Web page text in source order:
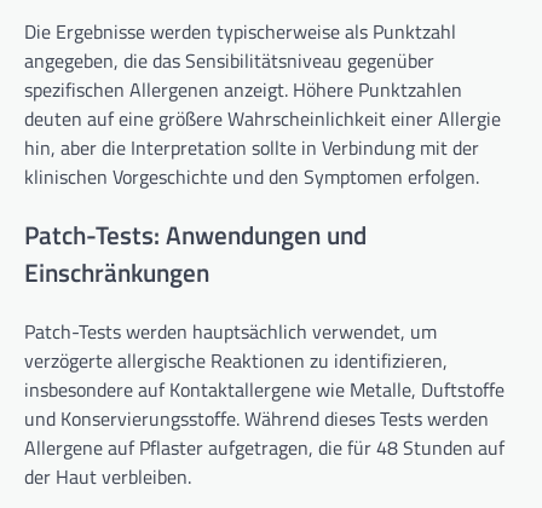
Die Ergebnisse werden typischerweise als Punktzahl
angegeben, die das Sensibilitätsniveau gegenüber
spezifischen Allergenen anzeigt. Höhere Punktzahlen
deuten auf eine größere Wahrscheinlichkeit einer Allergie
hin, aber die Interpretation sollte in Verbindung mit der
klinischen Vorgeschichte und den Symptomen erfolgen.
Patch-Tests: Anwendungen und
Einschränkungen
Patch-Tests werden hauptsächlich verwendet, um
verzögerte allergische Reaktionen zu identifizieren,
insbesondere auf Kontaktallergene wie Metalle, Duftstoffe
und Konservierungsstoffe. Während dieses Tests werden
Allergene auf Pflaster aufgetragen, die für 48 Stunden auf
der Haut verbleiben.